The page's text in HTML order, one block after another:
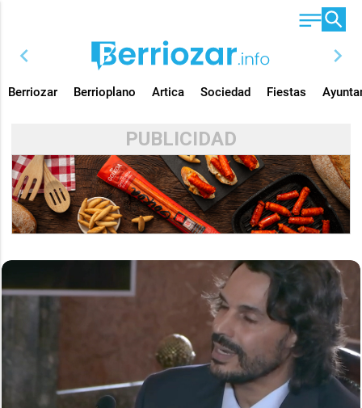
chevron_left chevron_right
Berriozar Berrioplano Artica Sociedad Fiestas
PUBLICIDAD